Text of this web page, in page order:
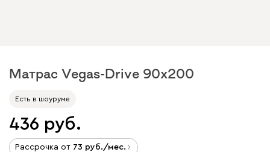
Матрас Vegas-Drive 90x200
Есть в шоуруме
436
Рассрочка от 73 /мес.